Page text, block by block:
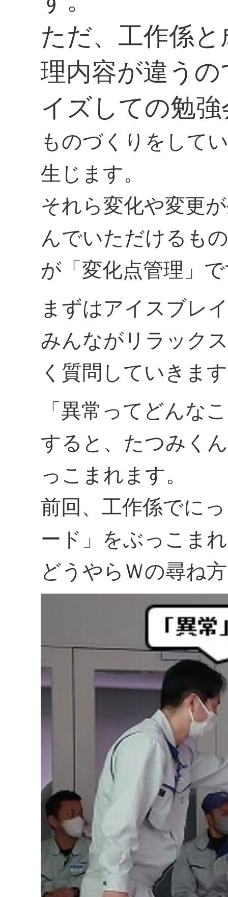
ただ、工作係
理内容が違う
イズしての勉
ものづくりをして
生じます。
それら変化や変更
んでいただけるも
が「変化点管理」
まずはアイスブレ
みんながリラック
く質問していきま
「異常ってどんな
すると、たつみく
っこまれます。
前回、工作係でに
ード」をぶっこま
どうやらＷの尋ね